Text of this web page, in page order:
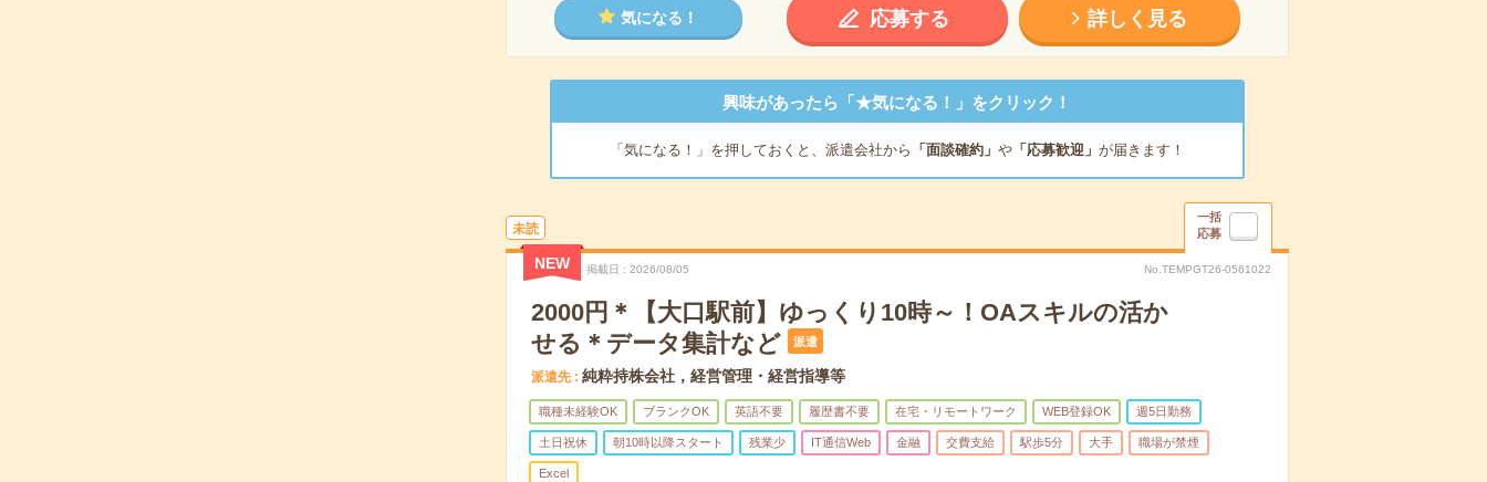
気になる！ 応募する 詳しく見る
興味があったら「★気になる！」をクリック！
「気になる！」を押しておくと、派遣会社から 「面談確約」 や「応募歓迎」 が届きます！
未読
一括
応募
NEW 掲載日 2026/08/05 No.TEMPGT26-0561022
2000円＊【大口駅前】ゆっくり10時～！OAスキルの活か
せる＊データ集計など
派遣
派遣先 純粋持株会社，経営管理・経営指導等
職種未経験OK ブランクOK 英語不要 履歴書不要 在宅・リモートワーク WEB登録OK 週5日勤務
土日祝休 朝10時以降スタート 残業少 IT通信Web 金融 交費支給 駅歩5分 大手 職場が禁煙
Excel